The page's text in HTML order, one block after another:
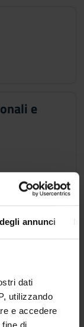
annunci
dati
utilizzando
e accedere
e
- base